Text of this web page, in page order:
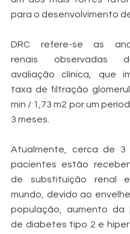
para o desenvolvimento de
DRC refere-se as
renais observadas
avaliação clínica, que
taxa de filtração
min / 1,73 m2 por um
3 meses.
Atualmente, cerca de 3
pacientes estão
de substituição renal
mundo, devido ao
população, aumento da
de diabetes tipo 2 e